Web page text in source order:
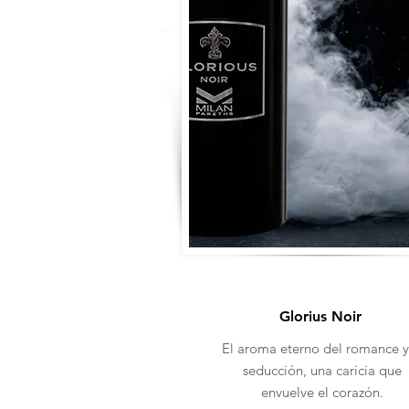
Glorius Noir
El aroma eterno del romance
seducción, una caricia que
envuelve el corazón.